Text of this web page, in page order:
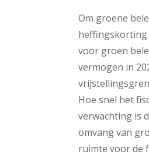
Om groene
heffingskorting
voor groen
vermogen in
Hoe snel het
verwachting is
omvang van
ruimte voor de